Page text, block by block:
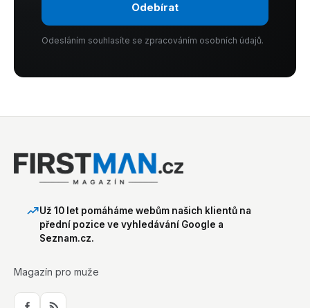
Odebírat
Odesláním souhlasíte se zpracováním osobních údajů.
Už 10 let pomáháme webům našich klientů na
přední pozice ve vyhledávání Google a
Seznam.cz.
Magazín pro muže